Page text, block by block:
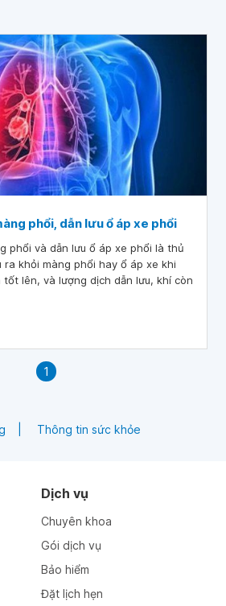
phổi, dẫn lưu ổ áp xe phổi
phổi và dẫn lưu ổ áp xe phổi là thủ
ra khỏi màng phổi hay ổ áp xe khi
lên, và lượng dịch dẫn lưu, khí còn
1
Thông tin sức khỏe
Dịch vụ
Chuyên khoa
Gói dịch vụ
Bảo hiểm
Đặt lịch hẹn